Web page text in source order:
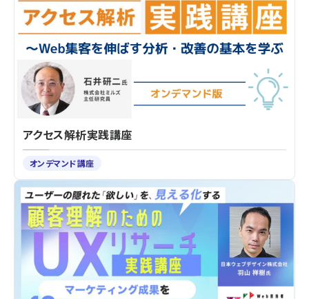
アクセス解析実践講座
オンデマンド講座